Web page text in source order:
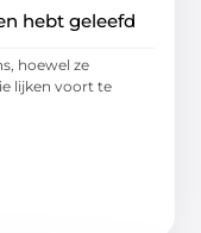
hebt geleefd
hoewel ze
lijken voort te